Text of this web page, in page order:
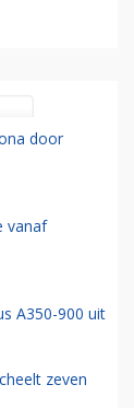
door
vanaf
A350-900 uit
zeven